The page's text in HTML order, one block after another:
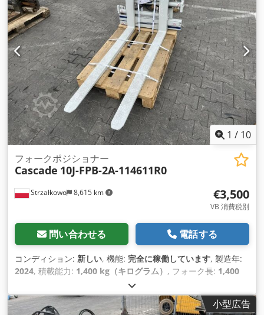
1 / 10
Strzałkowo 8,615 km
フォークポジショナー
Cascade 10J-FPB-2A-114611R0
€3,500
VB 消費税別
問い合わせる 電話する
コンディション: 新しい, 機能: 完全に稼働しています, 製造年:
2024, 積載能力: 1,400 kg（キログラム） , フォーク長: 1,400
小型広告